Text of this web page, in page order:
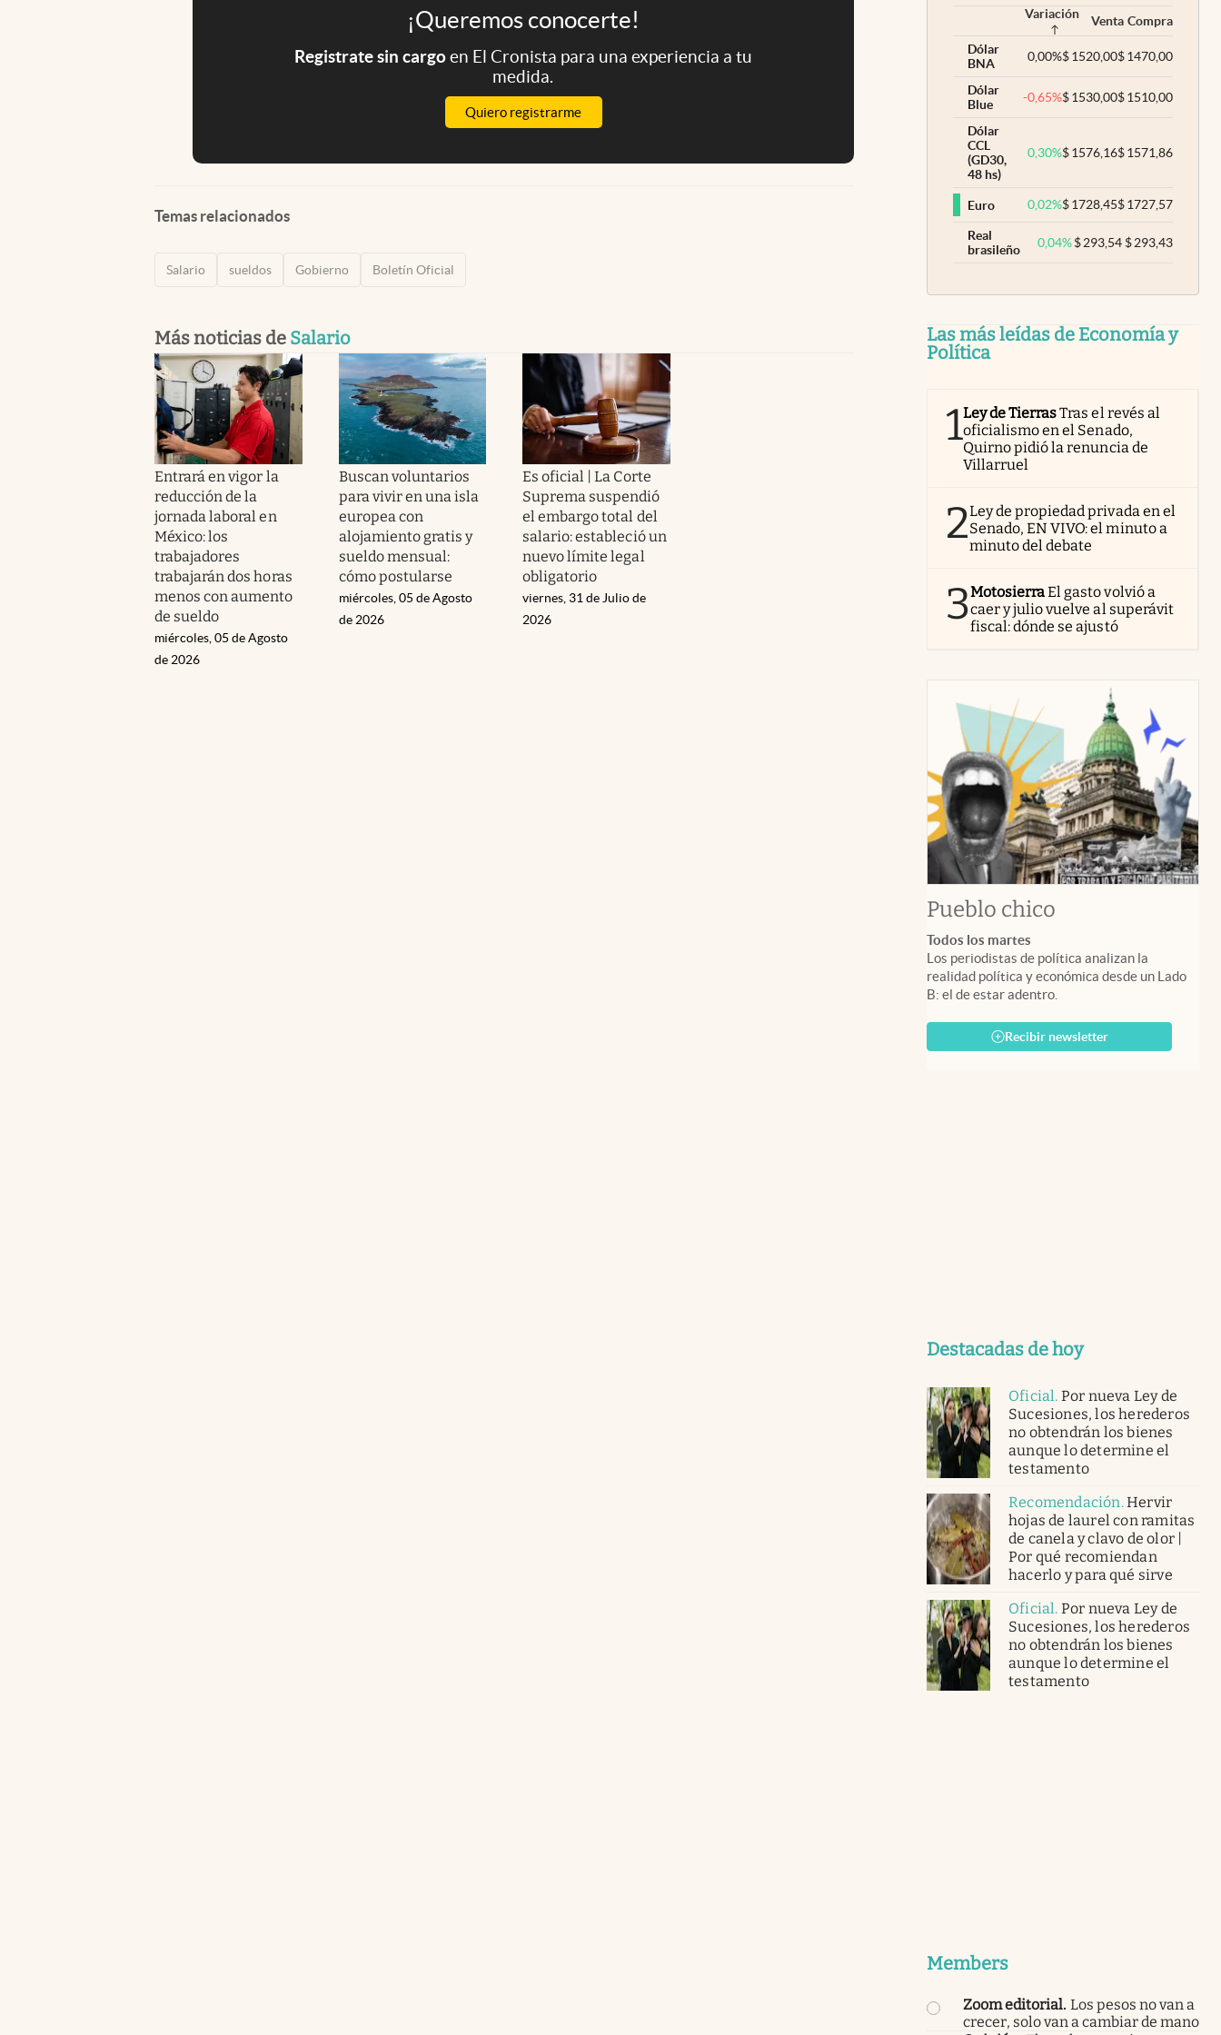
¡Queremos conocerte!
Registrate sin cargoen El Cronista para una experiencia a tu
medida.
Quiero registrarme
Temas relacionados
Salario sueldos Gobierno Boletín Oficial
Más noticias de Salario
Entrará en vigor la
reducción de la
jornada laboral en
México: los
trabajadores
trabajarán dos horas
menos con aumento
de sueldo
miércoles, 05 de Agosto
de 2026
Buscan voluntarios
para vivir en una isla
europea con
alojamiento gratis y
sueldo mensual:
cómo postularse
miércoles, 05 de Agosto
de 2026
Es oficial | La Corte
Suprema suspendió
el embargo total del
salario: estableció un
nuevo límite legal
obligatorio
viernes, 31 de Julio de
2026
Variación Venta Compra
Dólar
BNA
0,00%$1520,00$1470,00
Dólar
Blue
-0,65%$1530,00$1510,00
Dólar
CCL
(GD30,
48 hs)
0,30%$1576,16$1571,86
Euro 0,02%$1728,45$1727,57
Real
brasileño
0,04% $293,54 $293,43
Las más leídas de Economía y
Política
1Ley de TierrasTras el revés al
oficialismo en el Senado,
Quirno pidió la renuncia de
Villarruel
2Ley de propiedad privada en el
Senado, EN VIVO: el minuto a
minuto del debate
3MotosierraEl gasto volvió a
caer y julio vuelve al superávit
fiscal: dónde se ajustó
Pueblo chico
Todos los martes
Los periodistas de política analizan la
realidad política y económica desde un Lado
B: el de estar adentro.
Recibir newsletter
Destacadas de hoy
Oficial. Por nueva Ley de
Sucesiones, los herederos
no obtendrán los bienes
aunque lo determine el
testamento
Recomendación.Hervir
hojas de laurel con ramitas
de canela y clavo de olor |
Por qué recomiendan
hacerlo y para qué sirve
Oficial. Por nueva Ley de
Sucesiones, los herederos
no obtendrán los bienes
aunque lo determine el
testamento
Members
Zoom editorial. Los pesos no van a
crecer, solo van a cambiar de mano